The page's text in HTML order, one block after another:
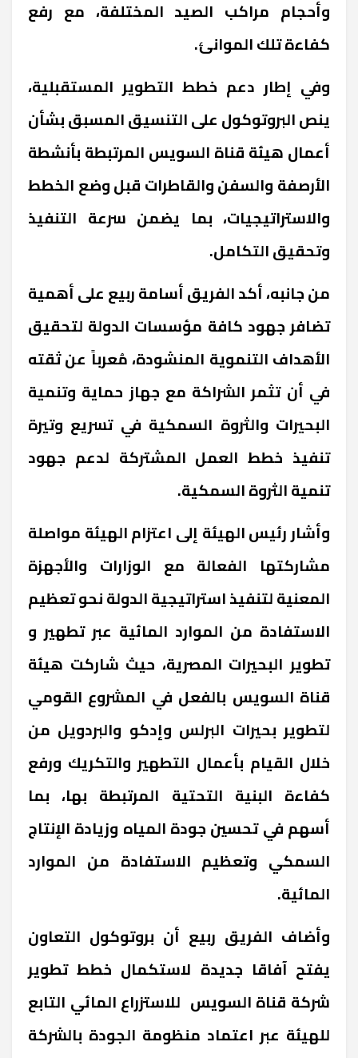
وأحجام مراكب الصيد المختلفة، مع رفع
كفاءة تلك الموانئ.
وفي إطار دعم خطط التطوير المستقبلية،
ينص البروتوكول على التنسيق المسبق بشأن
أعمال هيئة قناة السويس المرتبطة بأنشطة
الأرصفة والسفن والقاطرات قبل وضع الخطط
والاستراتيجيات، بما يضمن سرعة التنفيذ
وتحقيق التكامل.
من جانبه، أكد الفريق أسامة ربيع على أهمية
تضافر جهود كافة مؤسسات الدولة لتحقيق
الأهداف التنموية المنشودة، مُعرباً عن ثقته
في أن تثمر الشراكة مع جهاز حماية وتنمية
البحيرات والثروة السمكية في تسريع وتيرة
تنفيذ خطط العمل المشتركة لدعم جهود
تنمية الثروة السمكية.
وأشار رئيس الهيئة إلى اعتزام الهيئة مواصلة
مشاركتها الفعالة مع الوزارات والأجهزة
المعنية لتنفيذ استراتيجية الدولة نحو تعظيم
الاستفادة من الموارد المائية عبر تطهير و
تطوير البحيرات المصرية، حيث شاركت هيئة
قناة السويس بالفعل في المشروع القومي
لتطوير بحيرات البرلس وإدكو والبردويل من
خلال القيام بأعمال التطهير والتكريك ورفع
كفاءة البنية التحتية المرتبطة بها، بما
أسهم في تحسين جودة المياه وزيادة الإنتاج
السمكي وتعظيم الاستفادة من الموارد
المائية.
وأضاف الفريق ربيع أن بروتوكول التعاون
يفتح آفاقا جديدة لاستكمال خطط تطوير
شركة قناة السويس للاستزراع المائي التابع
للهيئة عبر اعتماد منظومة الجودة بالشركة